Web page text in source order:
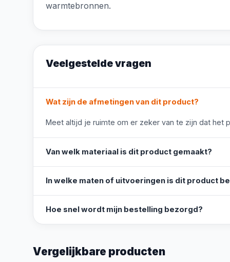
warmtebronnen.
Veelgestelde vragen
Wat zijn de afmetingen van dit product?
Meet altijd je ruimte om er zeker van te zijn dat het
Van welk materiaal is dit product gemaakt?
In welke maten of uitvoeringen is dit product
Hoe snel wordt mijn bestelling bezorgd?
Vergelijkbare producten